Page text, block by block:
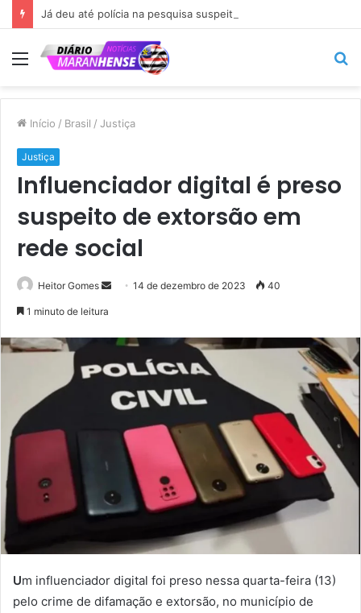
Menu
Início / Brasil / Justiça
Justiça
Influenciador digital é preso
suspeito de extorsão em
rede social
Heitor Gomes
Mande
mail
14 de dezembro de 2023 40
1 minuto de leitura
Um influenciador digital foi preso nessa quarta-feira (13)
pelo crime de difamação e extorsão, no município de